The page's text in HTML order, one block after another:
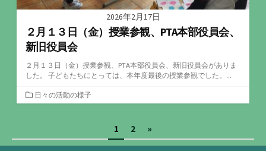
2026年2月17日
２月１３日（金）授業参観、PTA本部役員会、
新旧役員会
２月１３日（金）授業参観、PTA本部役員会、新旧役員会がありま
した。 子どもたちにとっては、本年度最後の授業参観でした。...
カ
テ
ー
日々の活動の様子
稿
1 2 »